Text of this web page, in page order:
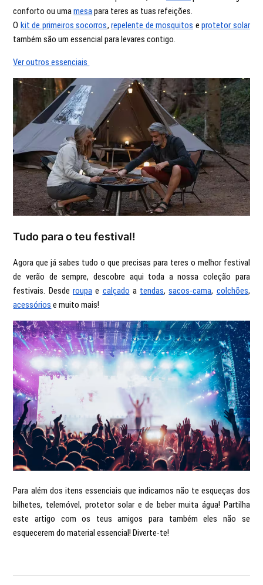
conforto ou umamesapara teres as tuas refeições.
O kit de primeiros socorros,repelente de mosquitos eprotetor solar
também são um essencial para levares contigo.
Ver outros essenciais
Tudo para o teu festival!
Agora que já sabes tudo o que precisas para teres o melhor festival
de verão de sempre, descobre aqui toda a nossa coleção para
festivais. Desde roupae calçado a tendas,sacos-cama, colchões,
acessórios e muito mais!
Para além dos itens essenciais que indicamos não te esqueças dos
bilhetes, telemóvel, protetor solar e de beber muita água! Partilha
este artigo com os teus amigos para também eles não se
esquecerem do material essencial! Diverte-te!